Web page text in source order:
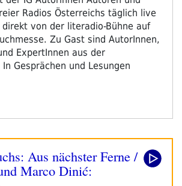
Radios Österreichs täglich live
von der literadio-Bühne auf
Zu Gast sind AutorInnen,
ExpertInnen aus der
Gesprächen und Lesungen
Aus nächster Ferne /
Marco Dinić: